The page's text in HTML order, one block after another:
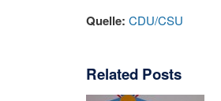
Quelle: CDU/CSU
Related Posts